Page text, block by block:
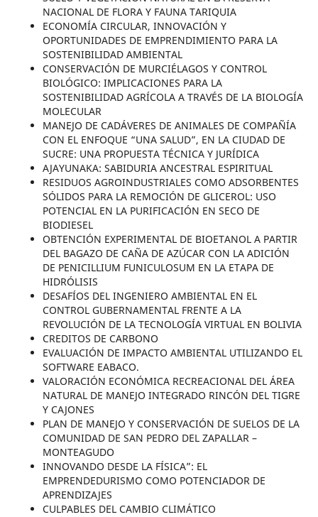
NACIONAL DE FLORA Y FAUNA TARIQUIA
ECONOMÍA CIRCULAR, INNOVACIÓN Y
OPORTUNIDADES DE EMPRENDIMIENTO PARA LA
SOSTENIBILIDAD AMBIENTAL
CONSERVACIÓN DE MURCIÉLAGOS Y CONTROL
BIOLÓGICO: IMPLICACIONES PARA LA
SOSTENIBILIDAD AGRÍCOLA A TRAVÉS DE LA BIOLOGÍA
MOLECULAR
MANEJO DE CADÁVERES DE ANIMALES DE COMPAÑÍA
CON EL ENFOQUE “UNA SALUD”, EN LA CIUDAD DE
SUCRE: UNA PROPUESTA TÉCNICA Y JURÍDICA
AJAYUNAKA: SABIDURIA ANCESTRAL ESPIRITUAL
RESIDUOS AGROINDUSTRIALES COMO ADSORBENTES
SÓLIDOS PARA LA REMOCIÓN DE GLICEROL: USO
POTENCIAL EN LA PURIFICACIÓN EN SECO DE
BIODIESEL
OBTENCIÓN EXPERIMENTAL DE BIOETANOL A PARTIR
DEL BAGAZO DE CAÑA DE AZÚCAR CON LA ADICIÓN
DE PENICILLIUM FUNICULOSUM EN LA ETAPA DE
HIDRÓLISIS
DESAFÍOS DEL INGENIERO AMBIENTAL EN EL
CONTROL GUBERNAMENTAL FRENTE A LA
REVOLUCIÓN DE LA TECNOLOGÍA VIRTUAL EN BOLIVIA
CREDITOS DE CARBONO
EVALUACIÓN DE IMPACTO AMBIENTAL UTILIZANDO EL
SOFTWARE EABACO.
VALORACIÓN ECONÓMICA RECREACIONAL DEL ÁREA
NATURAL DE MANEJO INTEGRADO RINCÓN DEL TIGRE
Y CAJONES
PLAN DE MANEJO Y CONSERVACIÓN DE SUELOS DE LA
COMUNIDAD DE SAN PEDRO DEL ZAPALLAR –
MONTEAGUDO
INNOVANDO DESDE LA FÍSICA”: EL
EMPRENDEDURISMO COMO POTENCIADOR DE
APRENDIZAJES
CULPABLES DEL CAMBIO CLIMÁTICO